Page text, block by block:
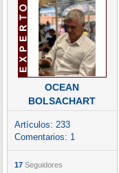
OCEAN
BOLSACHART
Artículos: 233
Comentarios: 1
17 Seguidores